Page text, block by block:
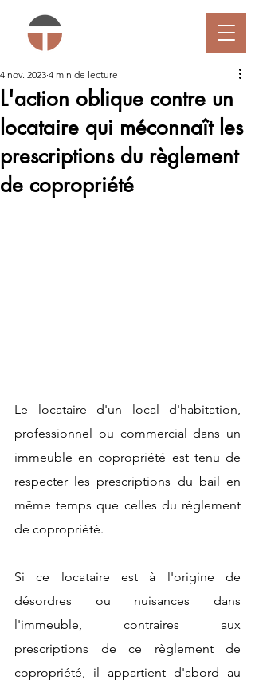
L'action oblique contre un
locataire qui méconnaît les
prescriptions du règlement
de copropriété
4 nov. 2023 4 min de lecture
Le locataire d'un local d'habitation,
professionnel ou commercial dans un
immeuble en copropriété est tenu de
respecter les prescriptions du bail en
même temps que celles du règlement
de copropriété.
Si ce locataire est à l'origine de
désordres ou nuisances dans
l'immeuble, contraires aux
prescriptions de ce règlement de
copropriété, il appartient d'abord au